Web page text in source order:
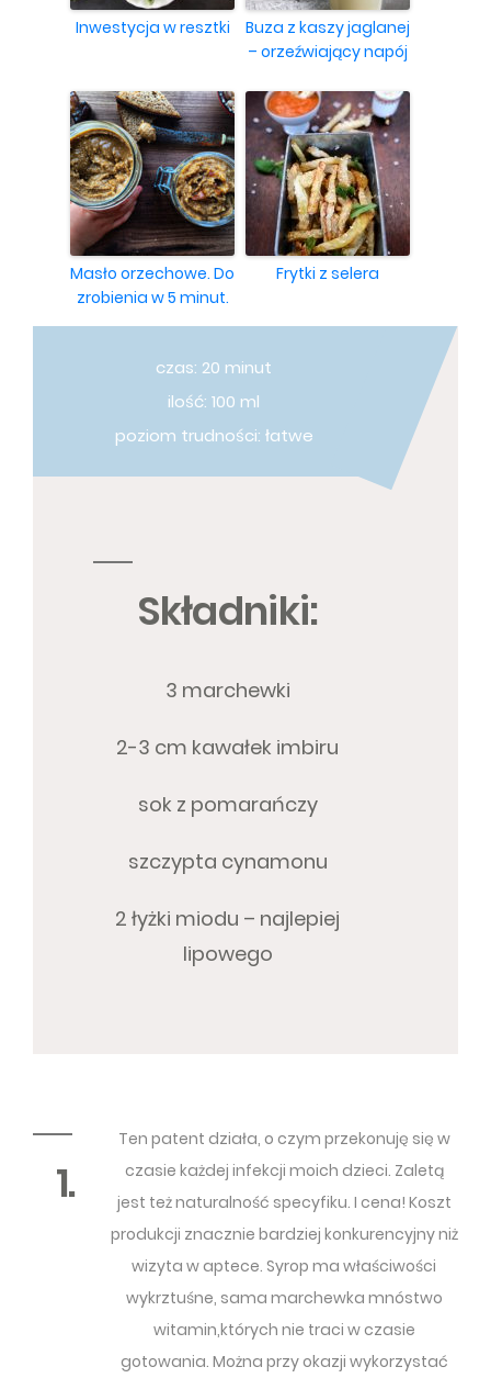
Inwestycja w resztki
Buza z kaszy jaglanej
– orzeźwiający napój
Masło orzechowe. Do
zrobienia w 5 minut.
Frytki z selera
czas: 20 minut
ilość: 100 ml
poziom trudności: łatwe
Składniki:
3 marchewki
2-3 cm kawałek imbiru
sok z pomarańczy
szczypta cynamonu
2 łyżki miodu – najlepiej
lipowego
1.
Ten patent działa, o czym przekonuję się w
czasie każdej infekcji moich dzieci. Zaletą
jest też naturalność specyfiku. I cena! Koszt
produkcji znacznie bardziej konkurencyjny niż
wizyta w aptece. Syrop ma właściwości
wykrztuśne, sama marchewka mnóstwo
witamin,których nie traci w czasie
gotowania. Można przy okazji wykorzystać